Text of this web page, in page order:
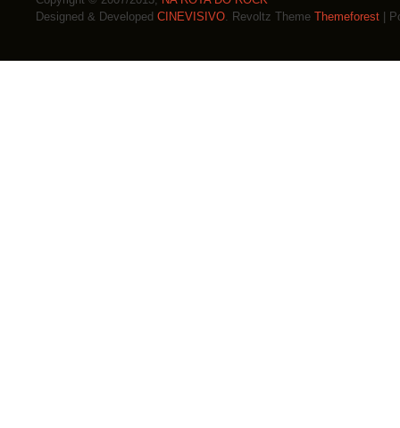
Designed & Developed CINEVISIVO. Revoltz Theme Themeforest |